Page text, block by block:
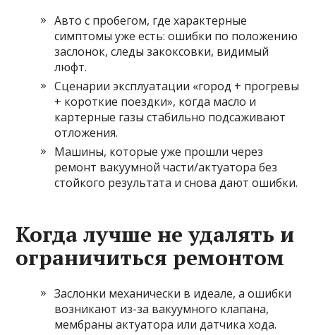
Авто с пробегом, где характерные
симптомы уже есть: ошибки по положению
заслонок, следы закоксовки, видимый
люфт.
Сценарии эксплуатации «город + прогревы
+ короткие поездки», когда масло и
картерные газы стабильно подсаживают
отложения.
Машины, которые уже прошли через
ремонт вакуумной части/актуатора без
стойкого результата и снова дают ошибки.
Когда лучше не удалять и
ограничиться ремонтом
Заслонки механически в идеале, а ошибки
возникают из-за вакуумного клапана,
мембраны актуатора или датчика хода.